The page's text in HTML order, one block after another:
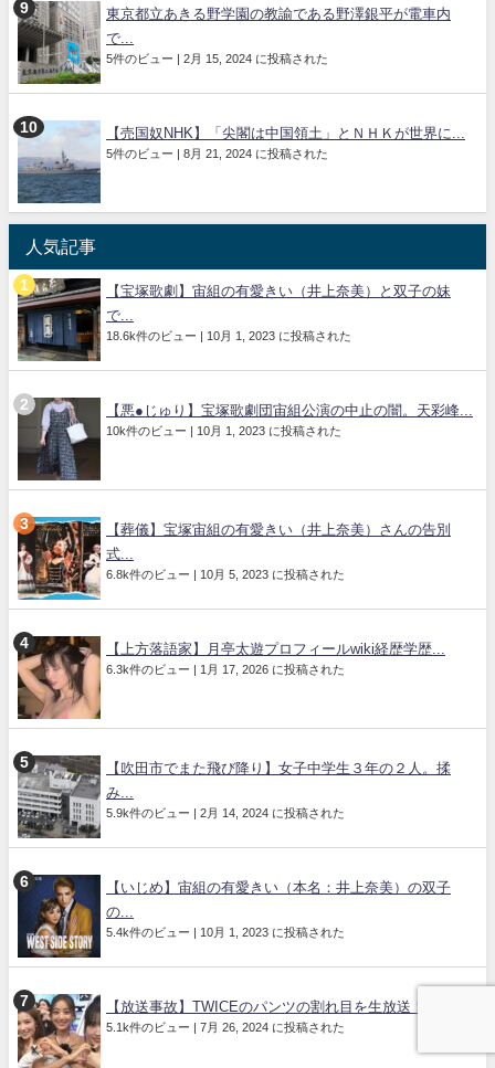
東京都立あきる野学園の教諭である野澤銀平が電車内
で...
5件のビュー | 2月 15, 2024 に投稿された
【売国奴NHK】「尖閣は中国領土」とＮＨＫが世界に...
5件のビュー | 8月 21, 2024 に投稿された
人気記事
【宝塚歌劇】宙組の有愛きい（井上奈美）と双子の妹
で...
18.6k件のビュー | 10月 1, 2023 に投稿された
【悪●じゅり】宝塚歌劇団宙組公演の中止の闇。天彩峰...
10k件のビュー | 10月 1, 2023 に投稿された
【葬儀】宝塚宙組の有愛きい（井上奈美）さんの告別
式...
6.8k件のビュー | 10月 5, 2023 に投稿された
【上方落語家】月亭太遊プロフィールwiki経歴学歴...
6.3k件のビュー | 1月 17, 2026 に投稿された
【吹田市でまた飛び降り】女子中学生３年の２人。揉
み...
5.9k件のビュー | 2月 14, 2024 に投稿された
【いじめ】宙組の有愛きい（本名：井上奈美）の双子
の...
5.4k件のビュー | 10月 1, 2023 に投稿された
【放送事故】TWICEのパンツの割れ目を生放送！「...
5.1k件のビュー | 7月 26, 2024 に投稿された